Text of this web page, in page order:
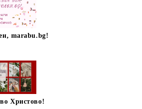
marabu.bg!
Христово!